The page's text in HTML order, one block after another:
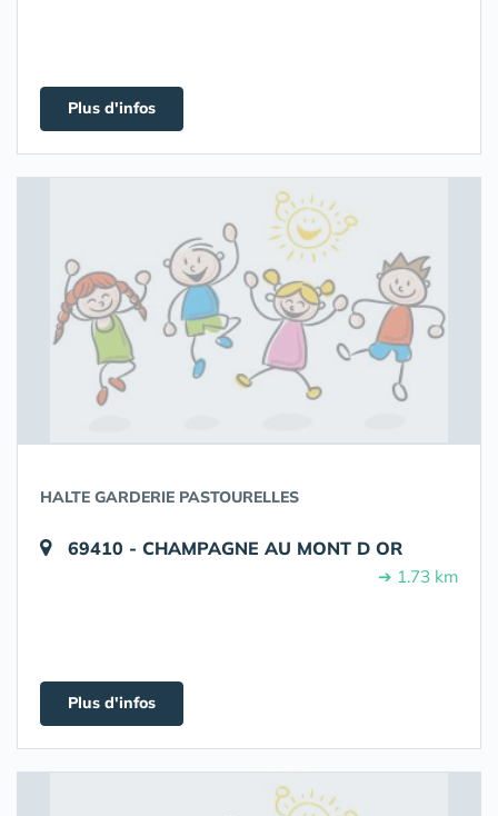
Plus d'infos
HALTE GARDERIE PASTOURELLES
69410 - CHAMPAGNE AU MONT D OR
➔ 1.73 km
Plus d'infos